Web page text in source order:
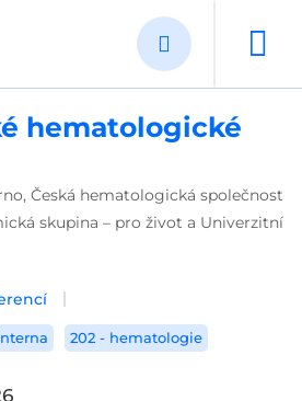
hematologické
Česká hematologická společnost
skupina – pro život a Univerzitní
202 - hematologie